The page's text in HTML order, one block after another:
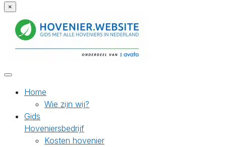
×
Home
Wie zijn wij?
Gids
Hoveniersbedrijf
Kosten hovenier